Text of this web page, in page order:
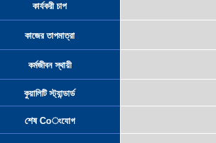
কার্যকরী চাপ
কাজের তাপমাত্রা
কর্মজীবন স্থায়ী
কুয়ালিটি স্ট্যান্ডার্ড
শেষ Coংযোগ